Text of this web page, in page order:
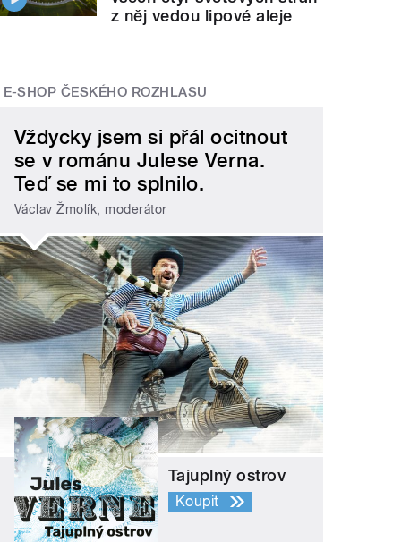
z něj vedou lipové aleje
E-SHOP ČESKÉHO ROZHLASU
Vždycky jsem si přál ocitnout
se v románu Julese Verna.
Teď se mi to splnilo.
Václav Žmolík, moderátor
Tajuplný ostrov
Koupit